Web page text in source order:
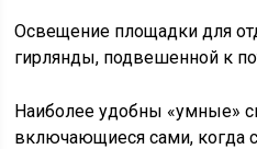
Освещение площадки для
гирлянды, подвешенной к
Наиболее удобны «умные»
включающиеся сами, когда